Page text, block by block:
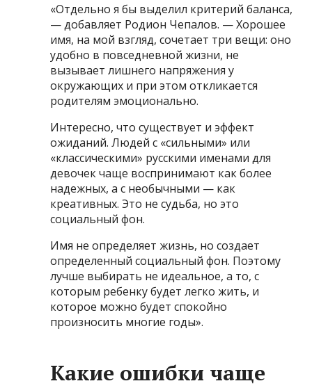
«Отдельно я бы выделил критерий баланса,
— добавляет Родион Чепалов. — Хорошее
имя, на мой взгляд, сочетает три вещи: оно
удобно в повседневной жизни, не
вызывает лишнего напряжения у
окружающих и при этом откликается
родителям эмоционально.
Интересно, что существует и эффект
ожиданий. Людей с «сильными» или
«классическими» русскими именами для
девочек чаще воспринимают как более
надежных, а с необычными — как
креативных. Это не судьба, но это
социальный фон.
Имя не определяет жизнь, но создает
определенный социальный фон. Поэтому
лучше выбирать не идеальное, а то, с
которым ребенку будет легко жить, и
которое можно будет спокойно
произносить многие годы».
Какие ошибки чаще